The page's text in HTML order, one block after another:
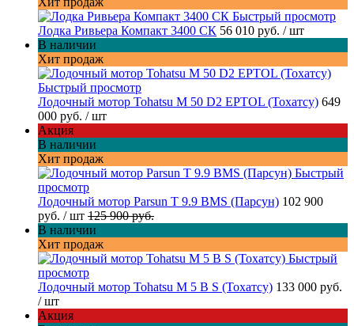
Быстрый просмотр
Лодка Ривьера Компакт 3400 СК 56 010 руб. / шт
В наличии
Хит продаж
Быстрый просмотр
Лодочный мотор Tohatsu M 50 D2 EPTOL (Тохатсу) 649
000 руб. / шт
Акция
В наличии
Хит продаж
Быстрый
просмотр
Лодочный мотор Parsun T 9.9 BMS (Парсун) 102 900
руб. / шт 125 900 руб.
В наличии
Хит продаж
Быстрый
просмотр
Лодочный мотор Tohatsu M 5 B S (Тохатсу) 133 000 руб.
/ шт
Акция